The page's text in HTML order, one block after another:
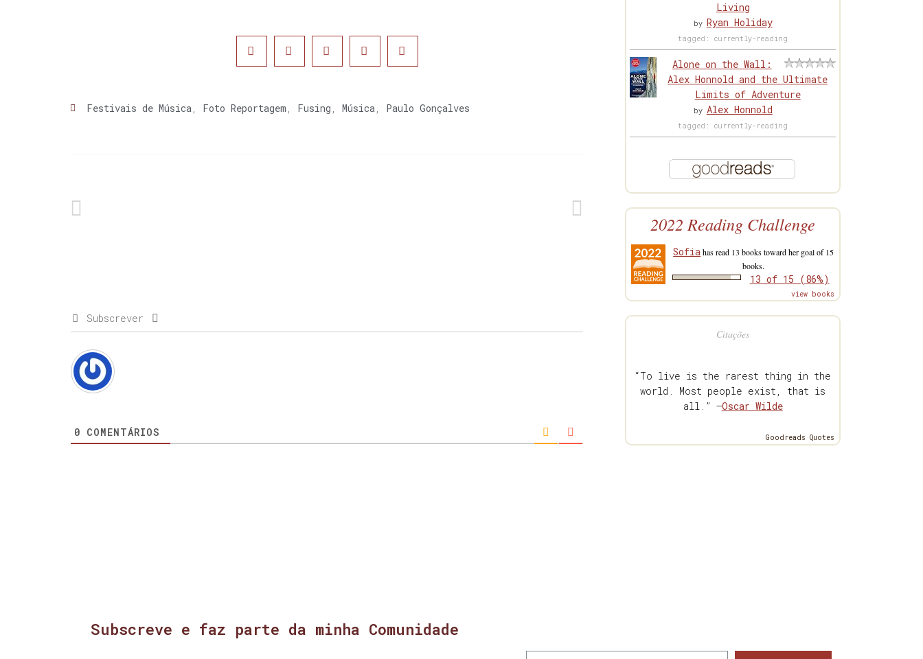
Festivais de Música, Foto Reportagem , Fusing , Música, Paulo Gonçalves
Subscrever
0 COMENTÁRIOS
Living
by Ryan Holiday
tagged: currently-reading
Alone on the Wall:
Alex Honnold and the Ultimate
Limits of Adventure
by Alex Honnold
tagged: currently-reading
2022 Reading Challenge
Sofiahas read 13 books toward her goal of 15
books.
13 of 15 (86%)
view books
Citações
“To live is the rarest thing in the
world. Most people exist, that is
all.” —Oscar Wilde
Goodreads Quotes
Subscreve e faz parte da minha Comunidade